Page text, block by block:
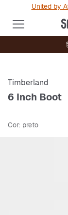
United by
Timberland
6 Inch Boot
Cor: preto